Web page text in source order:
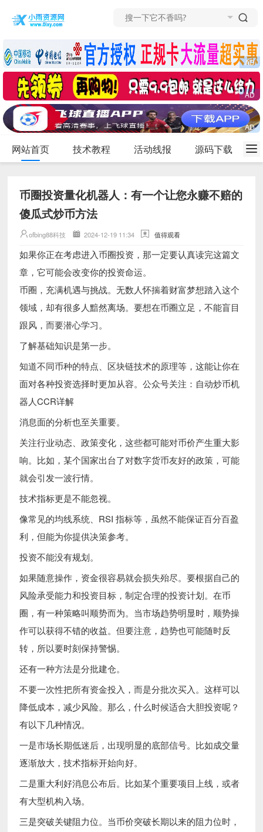
网站首页 技术教程 活动线报 源码下载
币圈投资量化机器人：有一个让您永赚不赔的
傻瓜式炒币方法
ofbing88科技 2024-12-19 11:34 值得观看
如果你正在考虑进入币圈投资，那一定要认真读完这篇文
章，它可能会改变你的投资命运。
币圈，充满机遇与挑战。无数人怀揣着财富梦想踏入这个
领域，却有很多人黯然离场。要想在币圈立足，不能盲目
跟风，而要潜心学习。
了解基础知识是第一步。
知道不同币种的特点、区块链技术的原理等，这能让你在
面对各种投资选择时更加从容。公众号关注：自动炒币机
器人CCR详解
消息面的分析也至关重要。
关注行业动态、政策变化，这些都可能对币价产生重大影
响。比如，某个国家出台了对数字货币友好的政策，可能
就会引发一波行情。
技术指标更是不能忽视。
像常见的均线系统、RSI 指标等，虽然不能保证百分百盈
利，但能为你提供决策参考。
投资不能没有规划。
如果随意操作，资金很容易就会损失殆尽。要根据自己的
风险承受能力和投资目标，制定合理的投资计划。在币
圈，有一种策略叫顺势而为。当市场趋势明显时，顺势操
作可以获得不错的收益。但要注意，趋势也可能随时反
转，所以要时刻保持警惕。
还有一种方法是分批建仓。
不要一次性把所有资金投入，而是分批次买入。这样可以
降低成本，减少风险。那么，什么时候适合大胆投资呢？
有以下几种情况。
一是市场长期低迷后，出现明显的底部信号。比如成交量
逐渐放大，技术指标开始向好。
二是重大利好消息公布后。比如某个重要项目上线，或者
有大型机构入场。
三是突破关键阻力位。当币价突破长期以来的阻力位时，